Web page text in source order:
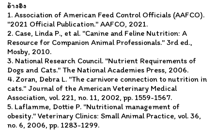
อ้างอิง
1. Association of American Feed Control Officials (AAFCO).
"2021 Official Publication." AAFCO, 2021.
2. Case, Linda P., et al. "Canine and Feline Nutrition: A
Resource for Companion Animal Professionals." 3rd ed.,
Mosby, 2010.
3. National Research Council. "Nutrient Requirements of
Dogs and Cats." The National Academies Press, 2006.
4. Zoran, Debra L. "The carnivore connection to nutrition in
cats." Journal of the American Veterinary Medical
Association, vol. 221, no. 11, 2002, pp. 1559-1567.
5. Laflamme, Dottie P. "Nutritional management of
obesity." Veterinary Clinics: Small Animal Practice, vol. 36,
no. 6, 2006, pp. 1283-1299.